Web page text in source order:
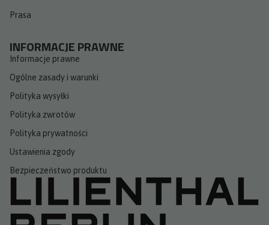
Prasa
INFORMACJE PRAWNE
Informacje prawne
Ogólne zasady i warunki​
Polityka wysyłki
Polityka zwrotów
Polityka prywatności
Ustawienia zgody
Bezpieczeństwo produktu